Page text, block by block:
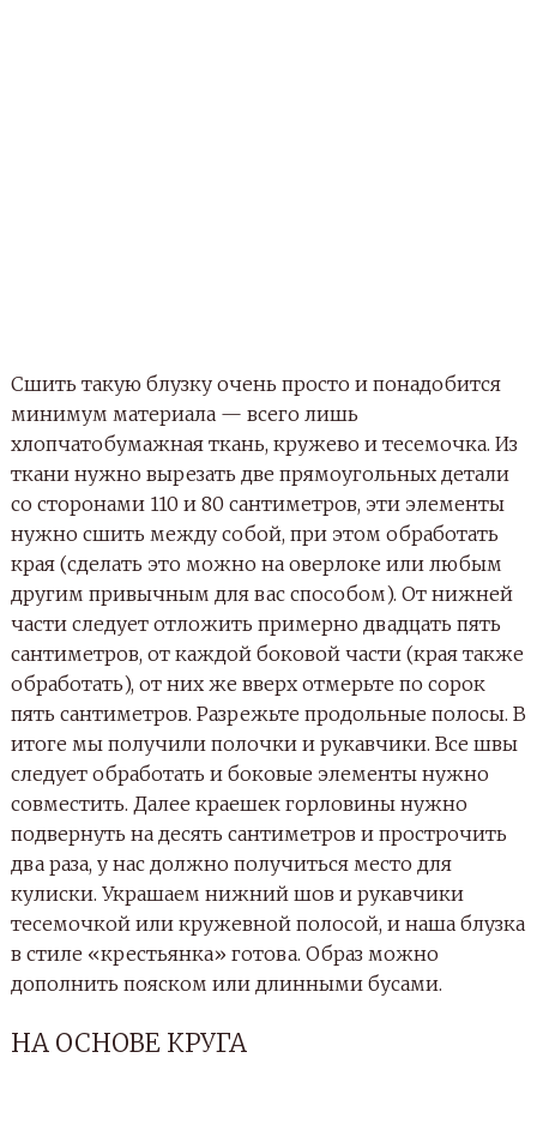
Сшить такую блузку очень просто и понадобится
минимум материала — всего лишь
хлопчатобумажная ткань, кружево и тесемочка. Из
ткани нужно вырезать две прямоугольных детали
со сторонами 110 и 80 сантиметров, эти элементы
нужно сшить между собой, при этом обработать
края (сделать это можно на оверлоке или любым
другим привычным для вас способом). От нижней
части следует отложить примерно двадцать пять
сантиметров, от каждой боковой части (края также
обработать), от них же вверх отмерьте по сорок
пять сантиметров. Разрежьте продольные полосы. В
итоге мы получили полочки и рукавчики. Все швы
следует обработать и боковые элементы нужно
совместить. Далее краешек горловины нужно
подвернуть на десять сантиметров и прострочить
два раза, у нас должно получиться место для
кулиски. Украшаем нижний шов и рукавчики
тесемочкой или кружевной полосой, и наша блузка
в стиле «крестьянка» готова. Образ можно
дополнить пояском или длинными бусами.
НА ОСНОВЕ КРУГА